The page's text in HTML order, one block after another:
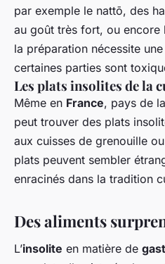
par exemple le nattō, des
au goût très fort, ou
la préparation nécessite
certaines parties sont
Les plats insolites de la
Même en France, pays de
peut trouver des plats
aux cuisses de grenouille
plats peuvent sembler
enracinés dans la tradition
Des aliments
L’insolite en matière de